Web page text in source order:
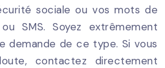
sociale ou vos mots de
SMS. Soyez extrêmement
demande de ce type. Si vous
contactez directement